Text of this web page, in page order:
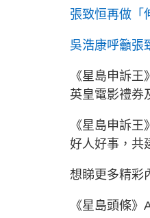
張致恒再做「
吳浩康呼籲張
《星島申訴
英皇電影禮券
《星島申訴
好人好事，共
想睇更多精彩
《星島頭條